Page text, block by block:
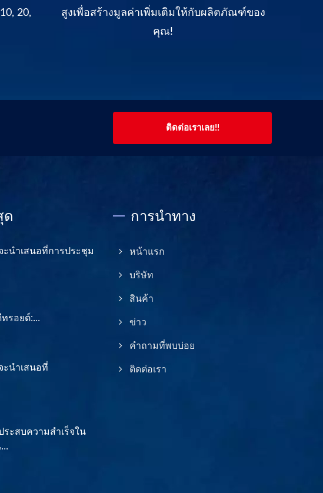
20,
สูงเพื่อสร้างมูลค่าเพิ่มเติมให้กับผลิตภัณฑ์ของ
คุณ!
ติดต่อเราเลย!!
ด
ะนำเสนอที่การประชุม
รอยต์:...
ะนำเสนอที่
ระสบความสำเร็จใน
การนำทาง
หน้าแรก
บริษัท
สินค้า
ข่าว
คำถามที่พบบ่อย
ติดต่อเรา